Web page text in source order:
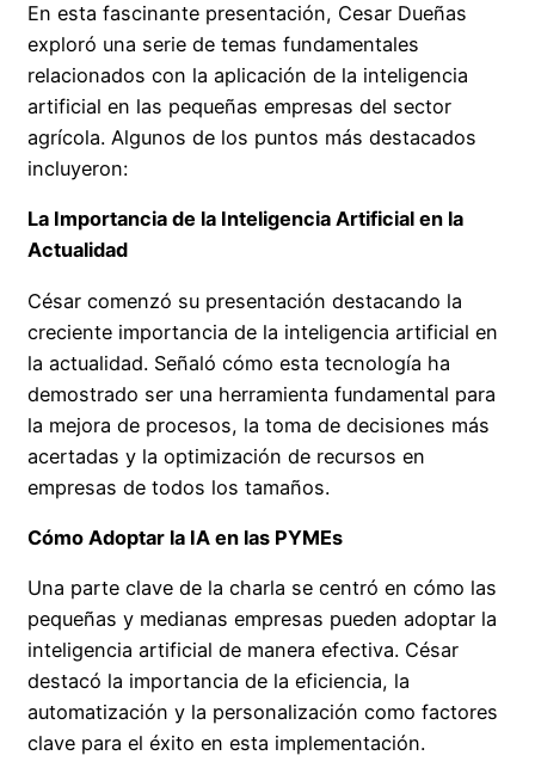
En esta fascinante presentación, Cesar Dueñas
exploró una serie de temas fundamentales
relacionados con la aplicación de la inteligencia
artificial en las pequeñas empresas del sector
agrícola. Algunos de los puntos más destacados
incluyeron:
La Importancia de la Inteligencia Artificial en la
Actualidad
César comenzó su presentación destacando la
creciente importancia de la inteligencia artificial en
la actualidad. Señaló cómo esta tecnología ha
demostrado ser una herramienta fundamental para
la mejora de procesos, la toma de decisiones más
acertadas y la optimización de recursos en
empresas de todos los tamaños.
Cómo Adoptar la IA en las PYMEs
Una parte clave de la charla se centró en cómo las
pequeñas y medianas empresas pueden adoptar la
inteligencia artificial de manera efectiva. César
destacó la importancia de la eficiencia, la
automatización y la personalización como factores
clave para el éxito en esta implementación.